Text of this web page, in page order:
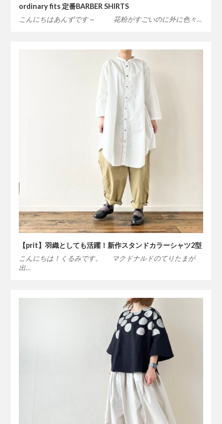
ordinary fits 定番BARBER SHIRTS
こんにちはあんずです～ 花粉がすごいのに外に色々…
【prit】羽織としても活躍！新作スタンドカラーシャツ2型
こんにちは！くるみです。 マクドナルドのてりたまが
出…